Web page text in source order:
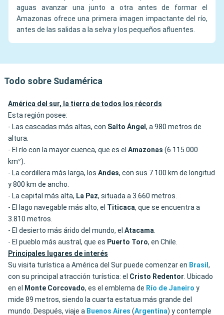
aguas avanzar una junto a otra antes de formar el
Amazonas ofrece una primera imagen impactante del río,
antes de las salidas a la selva y los pequeños afluentes.
Todo sobre Sudamérica
América del sur, la tierra de todos los récords
Esta región posee:
- Las cascadas más altas, con Salto Ángel , a 980 metros de
altura.
- El río con la mayor cuenca, que es el Amazonas (6.115.000
km²).
- La cordillera más larga, los Andes, con sus 7.100 km de longitud
y 800 km de ancho.
- La capital más alta, La Paz, situada a 3.660 metros.
- El lago navegable más alto, el Titicaca, que se encuentra a
3.810 metros.
- El desierto más árido del mundo, el Atacama.
- El pueblo más austral, que es Puerto Toro, en Chile.
Principales lugares de interés
Su visita turística a América del Sur puede comenzar en Brasil ,
con su principal atracción turística: el Cristo Redentor. Ubicado
en el
Monte Corcovado, es el emblema de Río de Janeiro y
mide 89 metros, siendo la cuarta estatua más grande del
mundo. Después, viaje a Buenos Aires (Argentina) y contemple